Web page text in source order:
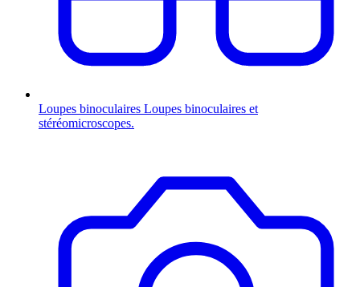
Loupes binoculaires Loupes binoculaires et
stéréomicroscopes.